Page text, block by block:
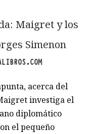
Maigret y los
Simenon
acerca del
investiga el
diplomático
el pequeño